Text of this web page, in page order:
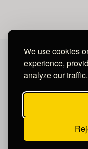
We use cookies
experience,
analyze our traffic.
MAYA MEDIA
Ubicados en